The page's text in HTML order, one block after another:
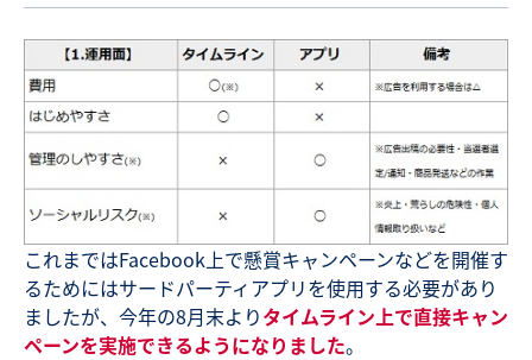
これまではFacebook上で懸賞キャンペーンなどを開催す
るためにはサードパーティアプリを使用する必要があり
ましたが、今年の8月末よりタイムライン上で直接キャン
ペーンを実施できるようになりました。